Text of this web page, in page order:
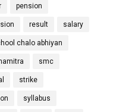
pension
result salary
chalo abhiyan
smc
strike
syllabus